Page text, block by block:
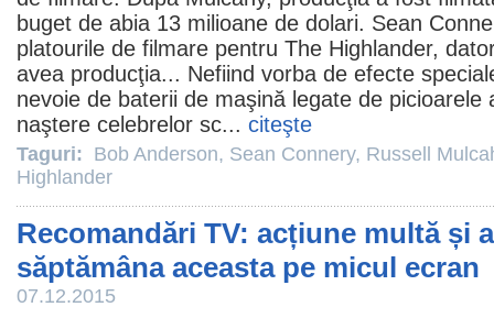
buget de abia 13 milioane de dolari. Sean
platourile de filmare pentru The Highlander,
avea producţia... Nefiind vorba de efecte
nevoie de baterii de maşină legate de picioarele
naştere celebrelor sc... citeşte
Taguri: Bob Anderson, Sean Connery, Russell
Highlander
Recomandări TV: acțiune multă și
săptămâna aceasta pe micul ecran
07.12.2015